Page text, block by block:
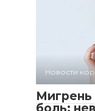
Новости
Мигрень
боль: